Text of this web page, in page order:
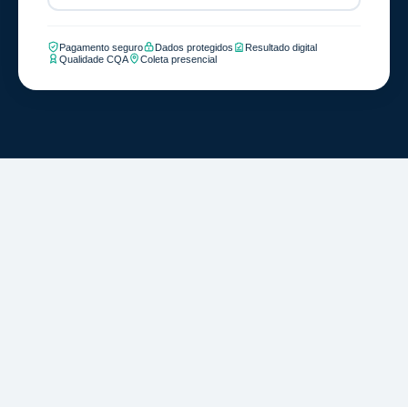
Pagamento seguro Dados protegidos
Resultado digital
Qualidade CQA
Coleta presencial